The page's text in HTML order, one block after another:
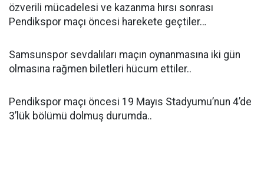
özverili mücadelesi ve kazanma hırsı sonrası
Pendikspor maçı öncesi harekete geçtiler…
Samsunspor sevdalıları maçın oynanmasına iki gün
olmasına rağmen biletleri hücum ettiler..
Pendikspor maçı öncesi 19 Mayıs Stadyumu’nun 4’de
3’lük bölümü dolmuş durumda..